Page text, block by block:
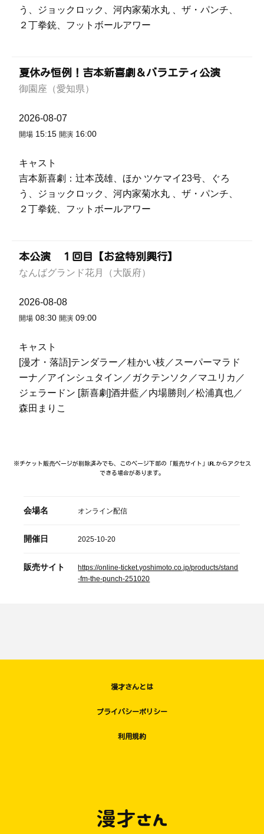
う、ジョックロック、河内家菊水丸 、ザ・パンチ、
２丁拳銃、フットボールアワー
夏休み恒例！吉本新喜劇＆バラエティ公演
御園座（愛知県）
2026-08-07
開場 15:15 開演 16:00
キャスト
吉本新喜劇：辻本茂雄、ほか ツケマイ23号、ぐろ
う、ジョックロック、河内家菊水丸 、ザ・パンチ、
２丁拳銃、フットボールアワー
本公演 １回目【お盆特別興行】
なんばグランド花月（大阪府）
2026-08-08
開場 08:30 開演 09:00
キャスト
[漫才・落語]テンダラー／桂かい枝／スーパーマラド
ーナ／アインシュタイン／ガクテンソク／マユリカ／
ジェラードン [新喜劇]酒井藍／内場勝則／松浦真也／
森田まりこ
※チケット販売ページが削除済みでも、このページ下部の「販売サイト」URLからアクセス
できる場合があります。
会場名 オンライン配信
開催日 2025-10-20
販売サイト
https://online-ticket.yoshimoto.co.jp/products/stand
-fm-the-punch-251020
漫才さんとは
プライバシーポリシー
利用規約